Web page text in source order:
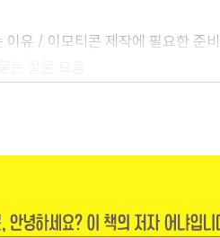
이유 / 이모티콘 제작에 필요한 준
보기 / 매일 이모티콘 시장 살펴보기
루션 / 작업 추천 스케줄 / 작업 방